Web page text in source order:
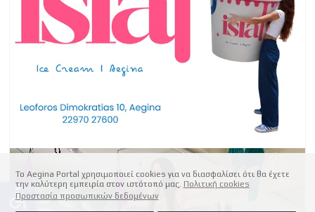
Το Aegina Portal χρησιμοποιεί cookies για να διασφαλίσει ότι θα έχετε
την καλύτερη εμπειρία στον ιστότοπό μας. Πολιτική cookies
Προστασία προσωπικών δεδομένων
accessible